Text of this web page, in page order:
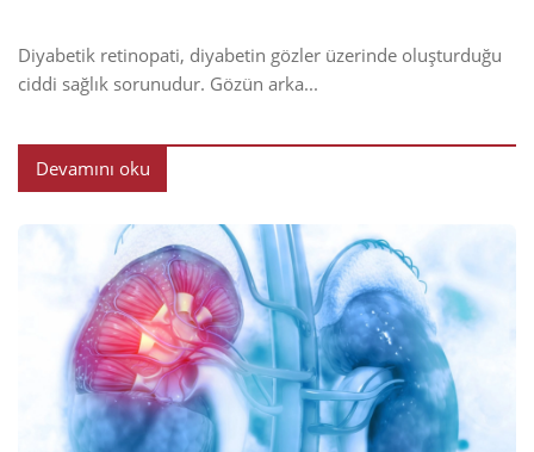
Diyabetik retinopati, diyabetin gözler üzerinde oluşturduğu
ciddi sağlık sorunudur. Gözün arka...
Devamını oku